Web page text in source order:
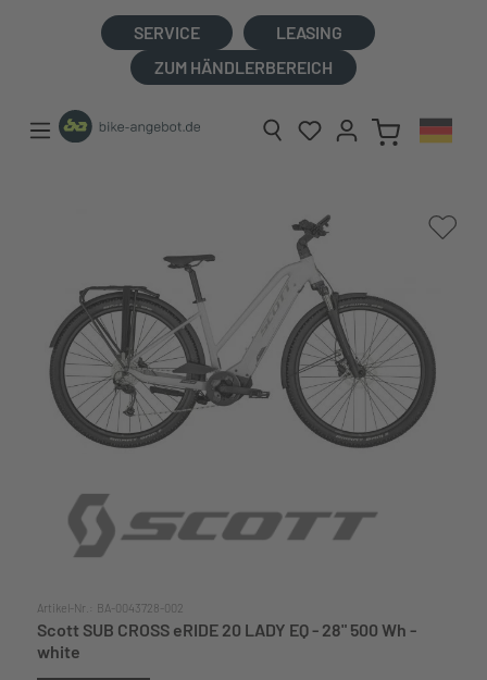
SERVICE
LEASING
ZUM HÄNDLERBEREICH
Artikel-Nr.: BA-0043728-002
Scott SUB CROSS eRIDE 20 LADY EQ - 28" 500 Wh -
white